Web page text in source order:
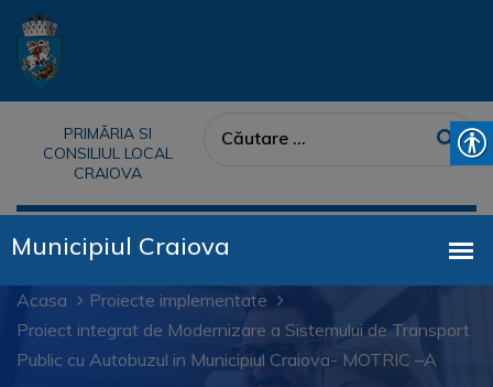
PRIMĂRIA SI
CONSILIUL LOCAL
CRAIOVA
Acasa
Proiecte implementate
Proiect integrat de Modernizare a Sistemului de Transport
Public cu Autobuzul in Municipiul Craiova- MOTRIC –A